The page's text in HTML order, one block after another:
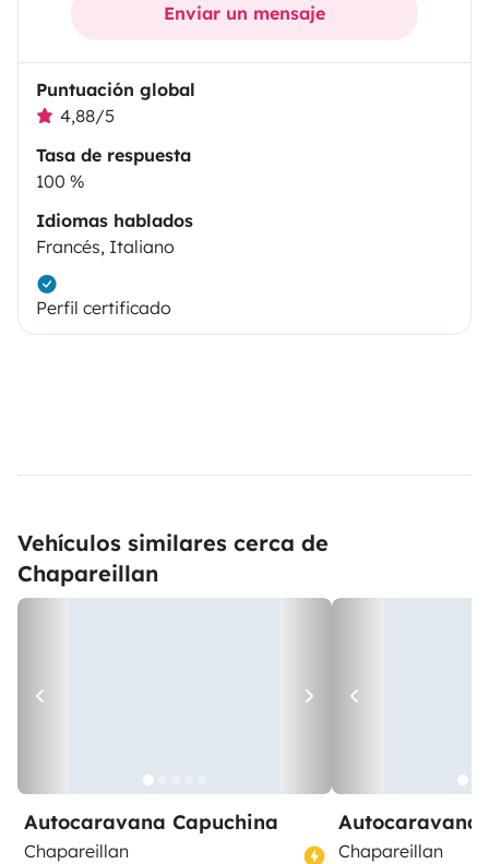
Enviar un mensaje
Puntuación global
4,88/5
Tasa de respuesta
100 %
Idiomas hablados
Francés, Italiano
Perfil certificado
Vehículos similares cerca de
Chapareillan
Autocaravana Capuchina
Chapareillan
Autocaravana
Chapareillan